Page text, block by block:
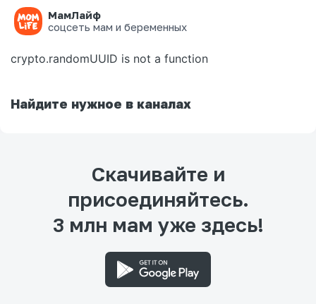
МамЛайф
соцсеть мам и беременных
Ошибка на странице
crypto.randomUUID is not a function
Найдите нужное в каналах
Скачивайте и
присоединяйтесь.
3 млн мам уже здесь!